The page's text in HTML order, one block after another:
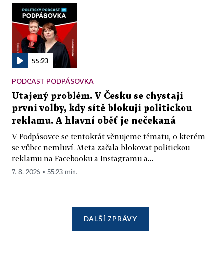
55:23
PODCAST PODPÁSOVKA
Utajený problém. V Česku se chystají
první volby, kdy sítě blokují politickou
reklamu. A hlavní oběť je nečekaná
V Podpásovce se tentokrát věnujeme tématu, o kterém
se vůbec nemluví. Meta začala blokovat politickou
reklamu na Facebooku a Instagramu a...
7. 8. 2026 ▪ 55:23 min.
DALŠÍ ZPRÁVY